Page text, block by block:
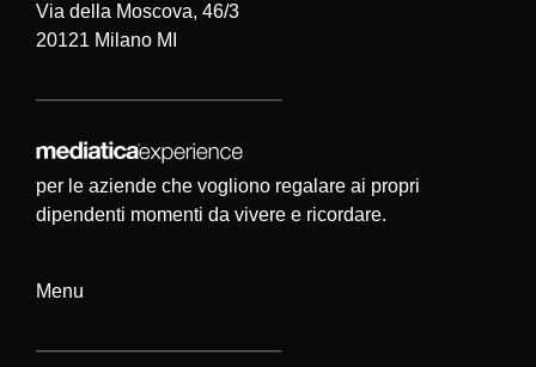
Via della Moscova, 46/3
20121 Milano MI
per le aziende che vogliono regalare ai propri
dipendenti momenti da vivere e ricordare.
Menu